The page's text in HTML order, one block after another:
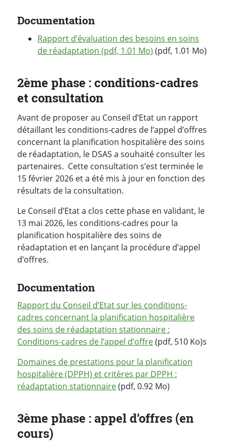
Documentation
Rapport d’évaluation des besoins en soins
de réadaptation (pdf, 1.01 Mo) (pdf, 1.01 Mo)
2ème phase : conditions-cadres
et consultation
Avant de proposer au Conseil d’Etat un rapport
détaillant les conditions-cadres de l’appel d’offres
concernant la planification hospitalière des soins
de réadaptation, le DSAS a souhaité consulter les
partenaires. Cette consultation s’est terminée le
15 février 2026 et a été mis à jour en fonction des
résultats de la consultation.
Le Conseil d’Etat a clos cette phase en validant, le
13 mai 2026, les conditions-cadres pour la
planification hospitalière des soins de
réadaptation et en lançant la procédure d’appel
d’offres.
Documentation
Rapport du Conseil d’Etat sur les conditions-
cadres concernant la planification hospitalière
des soins de réadaptation stationnaire :
Conditions-cadres de l’appel d’offre(pdf, 510 Ko)s
Domaines de prestations pour la planification
hospitalière (DPPH) et critères par DPPH :
réadaptation stationnaire(pdf, 0.92 Mo)
3ème phase : appel d’offres (en
cours)